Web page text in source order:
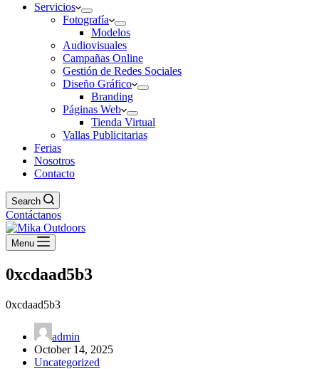
Servicios
Fotografía
Modelos
Audiovisuales
Campañas Online
Gestión de Redes Sociales
Diseño Gráfico
Branding
Páginas Web
Tienda Virtual
Vallas Publicitarias
Ferias
Nosotros
Contacto
Search
Contáctanos
Menu
0xcdaad5b3
0xcdaad5b3
admin
October 14, 2025
Uncategorized